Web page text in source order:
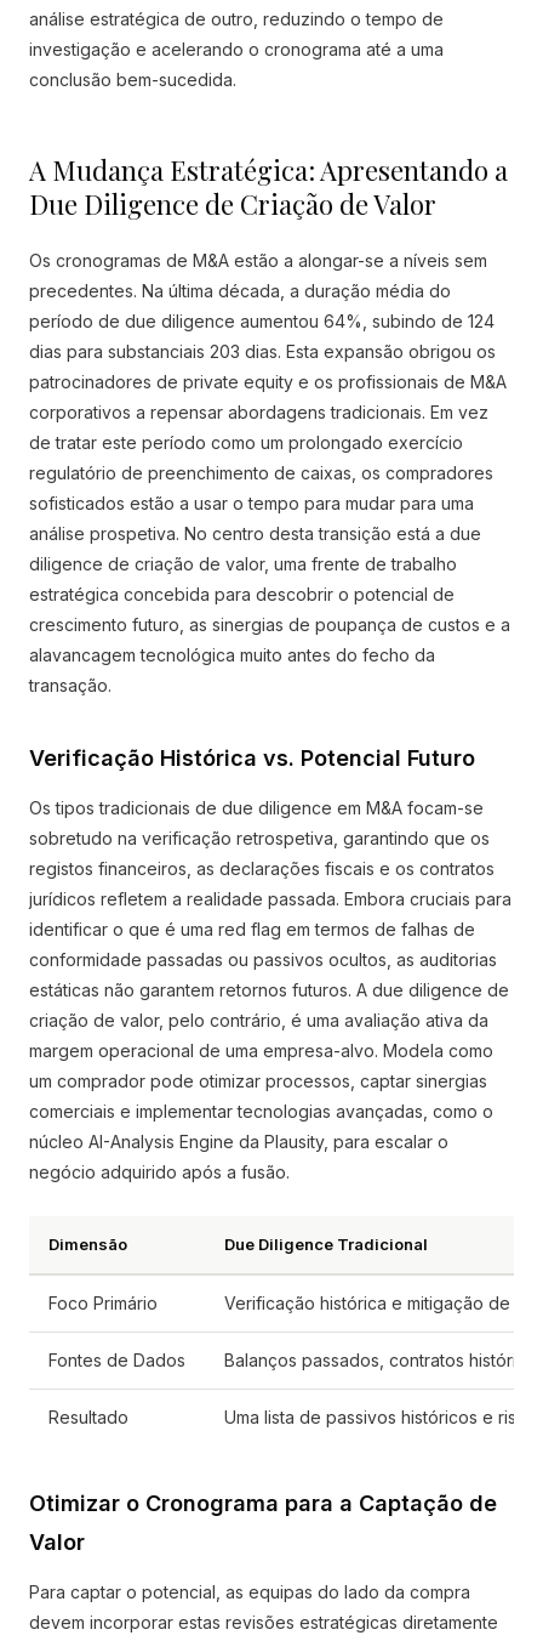
análise estratégica de outro, reduzindo o tempo de
investigação e acelerando o cronograma até a uma
conclusão bem-sucedida.
A Mudança Estratégica: Apresentando a
Due Diligence de Criação de Valor
Os cronogramas de M&A estão a alongar-se a níveis sem
precedentes. Na última década, a duração média do
período de due diligence aumentou 64%, subindo de 124
dias para substanciais 203 dias. Esta expansão obrigou os
patrocinadores de private equity e os profissionais de M&A
corporativos a repensar abordagens tradicionais. Em vez
de tratar este período como um prolongado exercício
regulatório de preenchimento de caixas, os compradores
sofisticados estão a usar o tempo para mudar para uma
análise prospetiva. No centro desta transição está a due
diligence de criação de valor, uma frente de trabalho
estratégica concebida para descobrir o potencial de
crescimento futuro, as sinergias de poupança de custos e a
alavancagem tecnológica muito antes do fecho da
transação.
Verificação Histórica vs. Potencial Futuro
Os tipos tradicionais de due diligence em M&A focam-se
sobretudo na verificação retrospetiva, garantindo que os
registos financeiros, as declarações fiscais e os contratos
jurídicos refletem a realidade passada. Embora cruciais para
identificar o que é uma red flag em termos de falhas de
conformidade passadas ou passivos ocultos, as auditorias
estáticas não garantem retornos futuros. A due diligence de
criação de valor, pelo contrário, é uma avaliação ativa da
margem operacional de uma empresa-alvo. Modela como
um comprador pode otimizar processos, captar sinergias
comerciais e implementar tecnologias avançadas, como o
núcleo AI-Analysis Engine da Plausity, para escalar o
negócio adquirido após a fusão.
Dimensão Due Diligence Tradicional
Foco Primário Verificação histórica e mitigação de
Fontes de Dados Balanços passados, contratos
Resultado Uma lista de passivos históricos e
Otimizar o Cronograma para a Captação de
Valor
Para captar o potencial, as equipas do lado da compra
devem incorporar estas revisões estratégicas diretamente